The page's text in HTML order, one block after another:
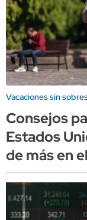
Vacaciones sin
Consejos
Estados
de más en